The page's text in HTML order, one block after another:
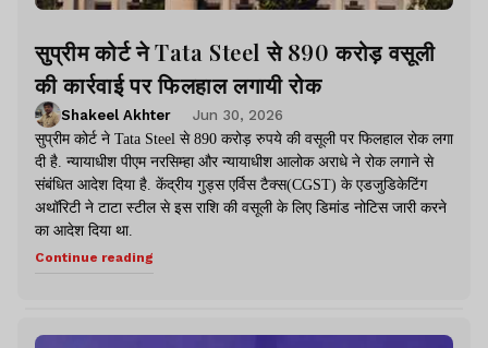
सुप्रीम कोर्ट ने Tata Steel से 890 करोड़ वसूली
की कार्रवाई पर फिलहाल लगायी रोक
Shakeel Akhter
Jun 30, 2026
सुप्रीम कोर्ट ने Tata Steel से 890 करोड़ रुपये की वसूली पर फिलहाल रोक लगा
दी है. न्यायाधीश पीएम नरसिम्हा और न्यायाधीश आलोक अराधे ने रोक लगाने से
संबंधित आदेश दिया है. केंद्रीय गुड्स एर्विस टैक्स(CGST) के एडजुडिकेटिंग
अथॉरिटी ने टाटा स्टील से इस राशि की वसूली के लिए डिमांड नोटिस जारी करने
का आदेश दिया था.
Continue reading